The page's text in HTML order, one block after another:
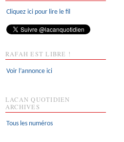
Cliquez ici pour lire le fil
RAFAH EST LIBRE !
Voir l’annonce ici
LACAN QUOTIDIEN
ARCHIVES
Tous les numéros